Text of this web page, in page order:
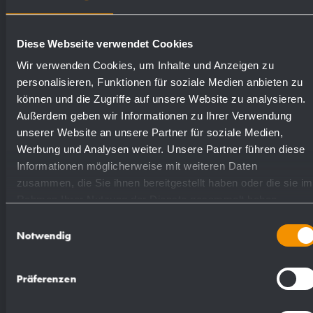
Diese Webseite verwendet Cookies
Wir verwenden Cookies, um Inhalte und Anzeigen zu
personalisieren, Funktionen für soziale Medien anbieten zu
können und die Zugriffe auf unsere Website zu analysieren.
Außerdem geben wir Informationen zu Ihrer Verwendung
unserer Website an unsere Partner für soziale Medien,
Werbung und Analysen weiter. Unsere Partner führen diese
Informationen möglicherweise mit weiteren Daten
zusammen, die Sie ihnen bereitgestellt haben oder die sie im
Notwendig
Präferenzen
Poids (en kg): 31.9
Surfaces disponibles
Numéros de
commande
mat rectifié (standard) 727887